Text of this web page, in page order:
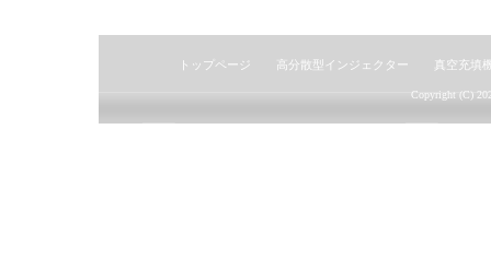
トップページ 高分散型インジェクター 真空充填
Copyright (C)